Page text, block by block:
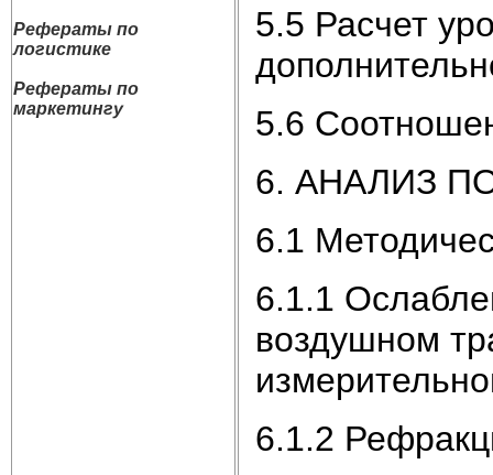
Рефераты по
логистике
Рефераты по
маркетингу
5.5 Расчет
5.6
6. АНАЛИЗ
6.1
6.1.1
воздушном
6.1.2